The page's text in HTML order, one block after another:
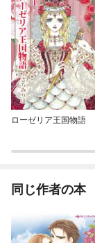
ローゼリア王国物語
同じ作者の本